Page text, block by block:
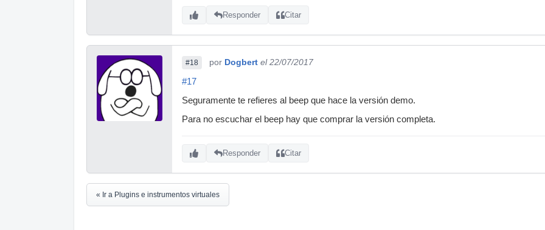
Responder Citar
#18 por Dogbert el 22/07/2017
#17
Seguramente te refieres al beep que hace la versión demo.
Para no escuchar el beep hay que comprar la versión completa.
Responder Citar
« Ir a Plugins e instrumentos virtuales